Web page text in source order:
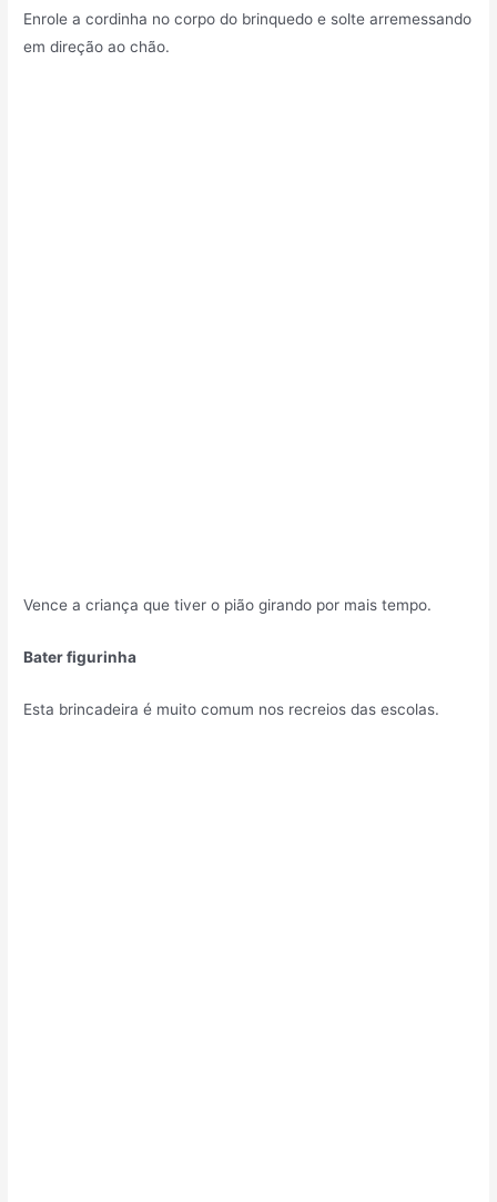
Enrole a cordinha no corpo do brinquedo e solte arremessando
em direção ao chão.
Vence a criança que tiver o pião girando por mais tempo.
Bater figurinha
Esta brincadeira é muito comum nos recreios das escolas.